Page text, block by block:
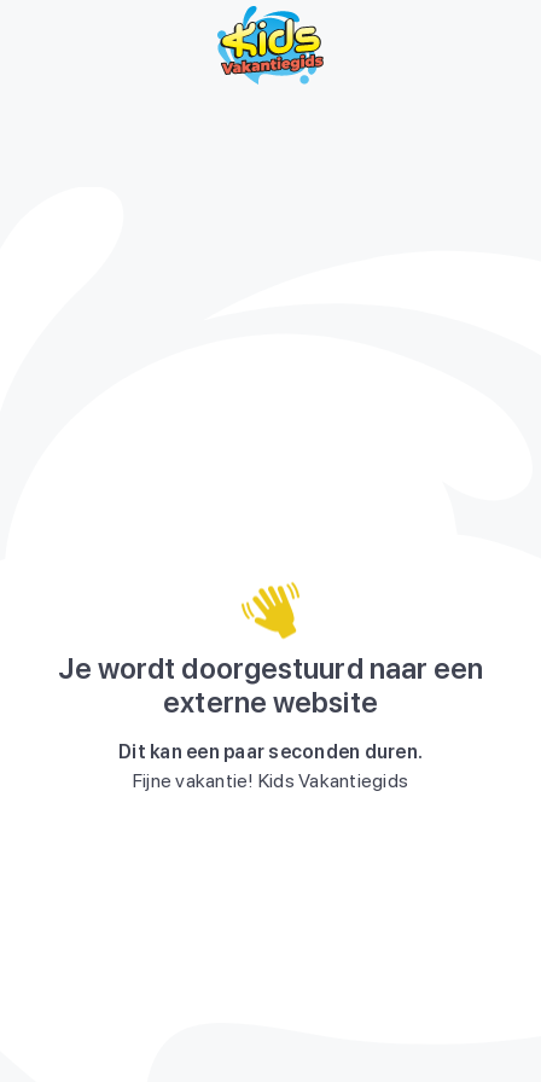
Je wordt doorgestuurd naar een
externe website
Dit kan een paar seconden duren.
Fijne vakantie! Kids Vakantiegids